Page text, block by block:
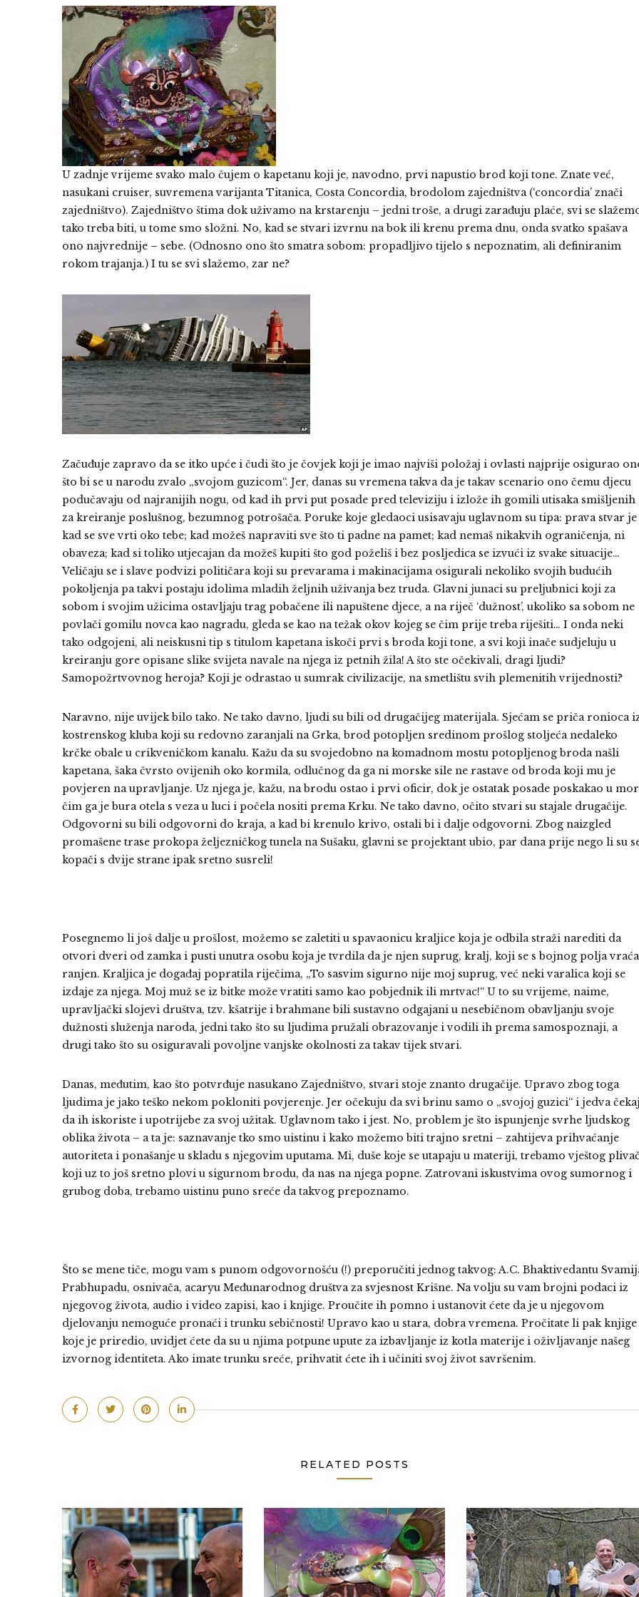
U zadnje vrijeme svako malo čujem o kapetanu koji je, navodno, prvi napustio brod koji tone. Znate već,
nasukani cruiser, suvremena varijanta Titanica, Costa Concordia, brodolom zajedništva (‘concordia’ znači
zajedništvo). Zajedništvo štima dok uživamo na krstarenju – jedni troše, a drugi zarađuju plaće, svi se
tako treba biti, u tome smo složni. No, kad se stvari izvrnu na bok ili krenu prema dnu, onda svatko spašava
ono najvrednije – sebe. (Odnosno ono što smatra sobom: propadljivo tijelo s nepoznatim, ali definiranim
rokom trajanja.) I tu se svi slažemo, zar ne?
Začuđuje zapravo da se itko upće i čudi što je čovjek koji je imao najviši položaj i ovlasti najprije osigurao
što bi se u narodu zvalo „svojom guzicom“. Jer, danas su vremena takva da je takav scenario ono čemu djecu
podučavaju od najranijih nogu, od kad ih prvi put posade pred televiziju i izlože ih gomili utisaka smišljenih
za kreiranje poslušnog, bezumnog potrošača. Poruke koje gledaoci usisavaju uglavnom su tipa: prava stvar je
kad se sve vrti oko tebe; kad možeš napraviti sve što ti padne na pamet; kad nemaš nikakvih ograničenja, ni
obaveza; kad si toliko utjecajan da možeš kupiti što god poželiš i bez posljedica se izvući iz svake situacije…
Veličaju se i slave podvizi političara koji su prevarama i makinacijama osigurali nekoliko svojih budućih
pokoljenja pa takvi postaju idolima mladih željnih uživanja bez truda. Glavni junaci su preljubnici koji za
sobom i svojim užicima ostavljaju trag pobačene ili napuštene djece, a na riječ ‘dužnost’, ukoliko sa sobom ne
povlači gomilu novca kao nagradu, gleda se kao na težak okov kojeg se čim prije treba riješiti… I onda neki
tako odgojeni, ali neiskusni tip s titulom kapetana iskoči prvi s broda koji tone, a svi koji inače sudjeluju u
kreiranju gore opisane slike svijeta navale na njega iz petnih žila! A što ste očekivali, dragi ljudi?
Samopožrtvovnog heroja? Koji je odrastao u sumrak civilizacije, na smetlištu svih plemenitih vrijednosti?
Naravno, nije uvijek bilo tako. Ne tako davno, ljudi su bili od drugačijeg materijala. Sjećam se priča ronioca
kostrenskog kluba koji su redovno zaranjali na Grka, brod potopljen sredinom prošlog stoljeća nedaleko
krčke obale u crikveničkom kanalu. Kažu da su svojedobno na komadnom mostu potopljenog broda našli
kapetana, šaka čvrsto ovijenih oko kormila, odlučnog da ga ni morske sile ne rastave od broda koji mu je
povjeren na upravljanje. Uz njega je, kažu, na brodu ostao i prvi oficir, dok je ostatak posade poskakao u
čim ga je bura otela s veza u luci i počela nositi prema Krku. Ne tako davno, očito stvari su stajale drugačije.
Odgovorni su bili odgovorni do kraja, a kad bi krenulo krivo, ostali bi i dalje odgovorni. Zbog naizgled
promašene trase prokopa željezničkog tunela na Sušaku, glavni se projektant ubio, par dana prije nego li su
kopači s dvije strane ipak sretno susreli!
Posegnemo li još dalje u prošlost, možemo se zaletiti u spavaonicu kraljice koja je odbila straži narediti da
otvori dveri od zamka i pusti unutra osobu koja je tvrdila da je njen suprug, kralj, koji se s bojnog polja vraća
ranjen. Kraljica je događaj popratila riječima, „To sasvim sigurno nije moj suprug, već neki varalica koji se
izdaje za njega. Moj muž se iz bitke može vratiti samo kao pobjednik ili mrtvac!“ U to su vrijeme, naime,
upravljački slojevi društva, tzv. kšatrije i brahmane bili sustavno odgajani u nesebičnom obavljanju svoje
dužnosti služenja naroda, jedni tako što su ljudima pružali obrazovanje i vodili ih prema samospoznaji, a
drugi tako što su osiguravali povoljne vanjske okolnosti za takav tijek stvari.
Danas, međutim, kao što potvrđuje nasukano Zajedništvo, stvari stoje znanto drugačije. Upravo zbog toga
ljudima je jako teško nekom pokloniti povjerenje. Jer očekuju da svi brinu samo o „svojoj guzici“ i jedva
da ih iskoriste i upotrijebe za svoj užitak. Uglavnom tako i jest. No, problem je što ispunjenje svrhe ljudskog
oblika života – a ta je: saznavanje tko smo uistinu i kako možemo biti trajno sretni – zahtijeva prihvaćanje
autoriteta i ponašanje u skladu s njegovim uputama. Mi, duše koje se utapaju u materiji, trebamo vještog
koji uz to još sretno plovi u sigurnom brodu, da nas na njega popne. Zatrovani iskustvima ovog sumornog i
grubog doba, trebamo uistinu puno sreće da takvog prepoznamo.
Što se mene tiče, mogu vam s punom odgovornošću (!) preporučiti jednog takvog: A.C. Bhaktivedantu
Prabhupadu, osnivača, acaryu Međunarodnog društva za svjesnost Krišne. Na volju su vam brojni podaci iz
njegovog života, audio i video zapisi, kao i knjige. Proučite ih pomno i ustanovit ćete da je u njegovom
djelovanju nemoguće pronaći i trunku sebičnosti! Upravo kao u stara, dobra vremena. Pročitate li pak knjige
koje je priredio, uvidjet ćete da su u njima potpune upute za izbavljanje iz kotla materije i oživljavanje našeg
izvornog identiteta. Ako imate trunku sreće, prihvatit ćete ih i učiniti svoj život savršenim.
RELATED POSTS